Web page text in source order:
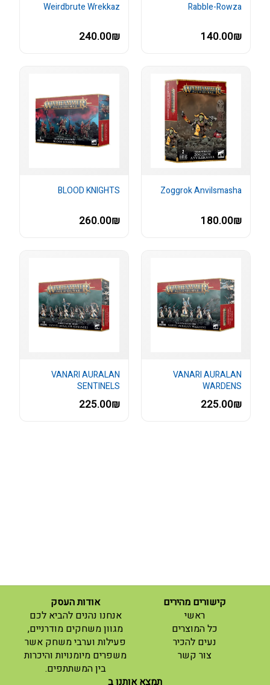
Rabble-Rowza
140.00₪
Weirdbrute Wrekkaz
240.00₪
Zoggrok Anvilsmasha
180.00₪
BLOOD KNIGHTS
260.00₪
VANARI AURALAN
WARDENS
225.00₪
VANARI AURALAN
SENTINELS
225.00₪
קישורים מהירים
ראשי
(current)
כל המוצרים
נעים להכיר
צור קשר
(current)
אודות העסק
אנחנו נהנים להביא לכם
מגוון משחקים מודרניים,
פעילות וערבי משחק אשר
משפרים מיומנויות והיכרות
בין המשתתפים.
תמצא אותנו ב